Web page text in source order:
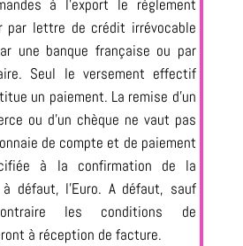
à l’export le règlement
par lettre de crédit irrévocable
une banque française ou par
Seul le versement effectif
un paiement. La remise d’un
ou d’un chèque ne vaut pas
de compte et de paiement
à la confirmation de la
défaut, l’Euro. A défaut, sauf
les conditions de
à réception de facture.